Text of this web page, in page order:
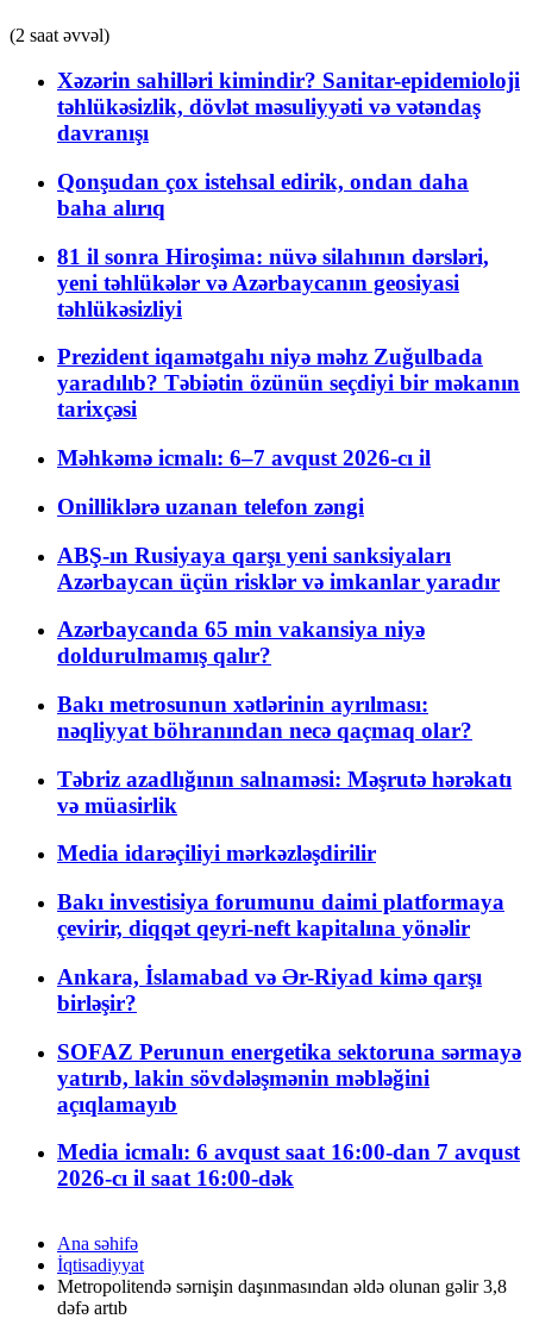
(2 saat əvvəl)
Xəzərin sahilləri kimindir? Sanitar-epidemioloji
təhlükəsizlik, dövlət məsuliyyəti və vətəndaş
davranışı
Qonşudan çox istehsal edirik, ondan daha
baha alırıq
81 il sonra Hiroşima: nüvə silahının dərsləri,
yeni təhlükələr və Azərbaycanın geosiyasi
təhlükəsizliyi
Prezident iqamətgahı niyə məhz Zuğulbada
yaradılıb? Təbiətin özünün seçdiyi bir məkanın
tarixçəsi
Məhkəmə icmalı: 6–7 avqust 2026-cı il
Onilliklərə uzanan telefon zəngi
ABŞ-ın Rusiyaya qarşı yeni sanksiyaları
Azərbaycan üçün risklər və imkanlar yaradır
Azərbaycanda 65 min vakansiya niyə
doldurulmamış qalır?
Bakı metrosunun xətlərinin ayrılması:
nəqliyyat böhranından necə qaçmaq olar?
Təbriz azadlığının salnaməsi: Məşrutə hərəkatı
və müasirlik
Media idarəçiliyi mərkəzləşdirilir
Bakı investisiya forumunu daimi platformaya
çevirir, diqqət qeyri-neft kapitalına yönəlir
Ankara, İslamabad və Ər-Riyad kimə qarşı
birləşir?
SOFAZ Perunun energetika sektoruna sərmayə
yatırıb, lakin sövdələşmənin məbləğini
açıqlamayıb
Media icmalı: 6 avqust saat 16:00-dan 7 avqust
2026-cı il saat 16:00-dək
Ana səhifə
İqtisadiyyat
Metropolitendə sərnişin daşınmasından əldə olunan gəlir 3,8
dəfə artıb